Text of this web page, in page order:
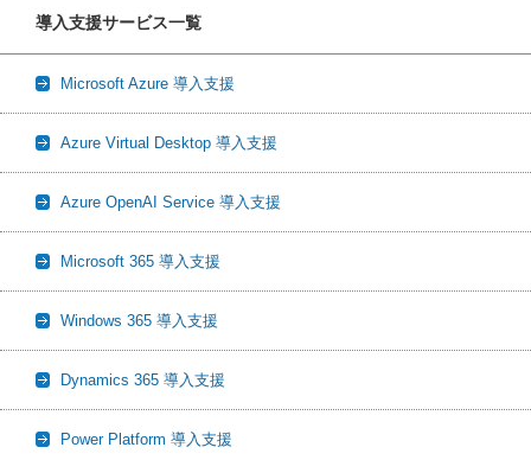
導入支援サービス一覧
Microsoft Azure 導入支援
Azure Virtual Desktop 導入支援
Azure OpenAI Service 導入支援
Microsoft 365 導入支援
Windows 365 導入支援
Dynamics 365 導入支援
Power Platform 導入支援